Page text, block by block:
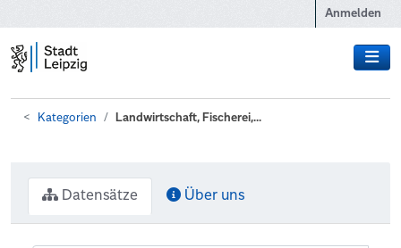
Anmelden
Kategorien Landwirtschaft, Fischerei,...
Datensätze Über uns